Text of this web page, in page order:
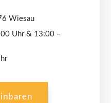
Wiesau
Uhr & 13:00 –